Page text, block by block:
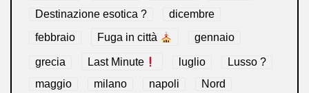
Destinazione esotica ?
dicembre
febbraio Fuga in città gennaio
grecia Last Minute luglio
Lusso ?
maggio
milano napoli
Nord